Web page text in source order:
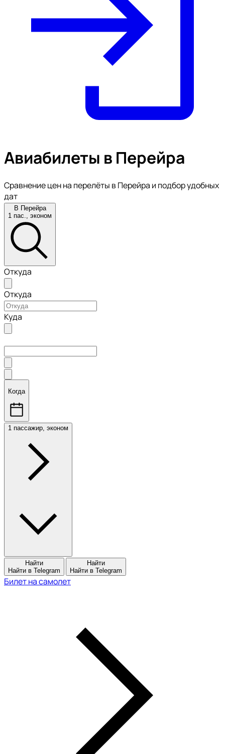
Авиабилеты в Перейра
Сравнение цен на перелёты в Перейра и подбор удобных
дат
В Перейра
1 пас., эконом
Откуда
Откуда
Куда
Когда
1 пассажир, эконом
Найти
Найти в Telegram
Найти
Найти в Telegram
Билет на самолет